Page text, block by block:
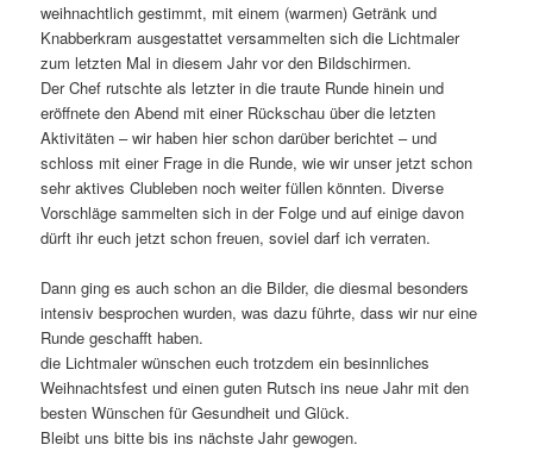
weihnachtlich gestimmt, mit einem (warmen) Getränk und
Knabberkram ausgestattet versammelten sich die Lichtmaler
zum letzten Mal in diesem Jahr vor den Bildschirmen.
Der Chef rutschte als letzter in die traute Runde hinein und
eröffnete den Abend mit einer Rückschau über die letzten
Aktivitäten – wir haben hier schon darüber berichtet – und
schloss mit einer Frage in die Runde, wie wir unser jetzt schon
sehr aktives Clubleben noch weiter füllen könnten. Diverse
Vorschläge sammelten sich in der Folge und auf einige davon
dürft ihr euch jetzt schon freuen, soviel darf ich verraten.
Dann ging es auch schon an die Bilder, die diesmal besonders
intensiv besprochen wurden, was dazu führte, dass wir nur eine
Runde geschafft haben.
die Lichtmaler wünschen euch trotzdem ein besinnliches
Weihnachtsfest und einen guten Rutsch ins neue Jahr mit den
besten Wünschen für Gesundheit und Glück.
Bleibt uns bitte bis ins nächste Jahr gewogen.